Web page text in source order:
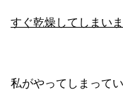
すぐ乾燥してしまい
私がやってしまって